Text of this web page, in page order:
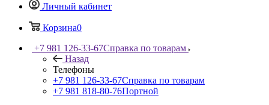
Личный кабинет
Корзина0
+7 981 126-33-67Справка по товарам
Назад
Телефоны
+7 981 126-33-67Справка по товарам
+7 981 818-80-76Портной